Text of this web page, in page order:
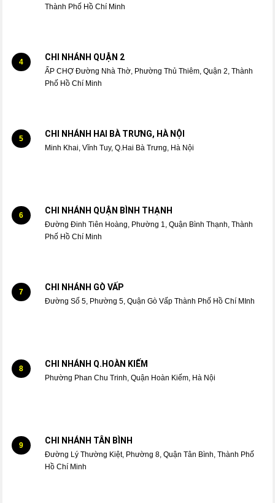
Thành Phố Hồ Chí Minh
4 CHI NHÁNH QUẬN 2
ẤP CHỢ Đường Nhà Thờ, Phường Thủ Thiêm, Quận 2, Thành
Phố Hồ Chí Minh
5 CHI NHÁNH HAI BÀ TRƯNG, HÀ NỘI
Minh Khai, Vĩnh Tuy, Q.Hai Bà Trưng, Hà Nội
6 CHI NHÁNH QUẬN BÌNH THẠNH
Đường Đinh Tiên Hoàng, Phường 1, Quận Bình Thạnh, Thành
Phố Hồ Chí Minh
7 CHI NHÁNH GÒ VẤP
Đường Số 5, Phường 5, Quận Gò Vấp Thành Phố Hồ Chí MInh
8 CHI NHÁNH Q.HOÀN KIẾM
Phường Phan Chu Trinh, Quận Hoàn Kiếm, Hà Nội
9 CHI NHÁNH TÂN BÌNH
Đường Lý Thường Kiệt, Phường 8, Quận Tân Bình, Thành Phố
Hồ Chí Minh